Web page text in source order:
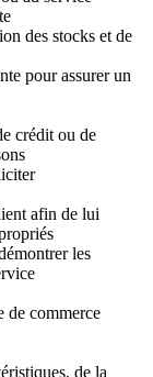
des stocks et de
pour assurer un
crédit ou de
afin de lui
les
de commerce
de la